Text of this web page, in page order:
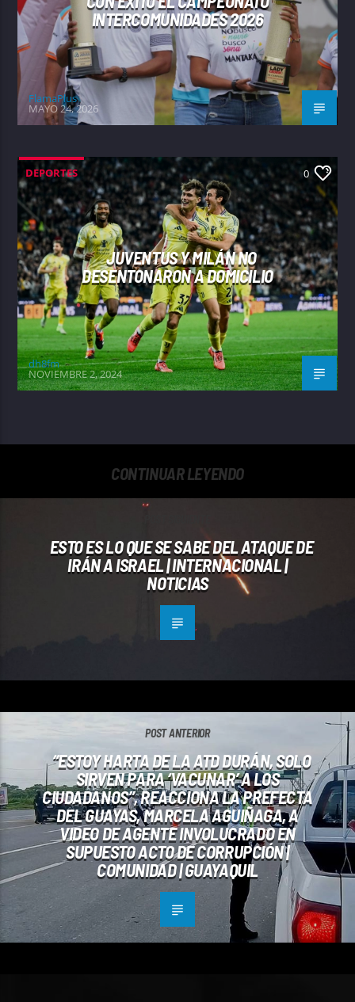
INTERCOMUNIDADES 2026
FlamaPlus
MAYO 24, 2026
DEPORTES 0
JUVENTUS Y MILÁN NO
DESENTONARON A DOMICILIO
dh8fm
NOVIEMBRE 2, 2024
CONTINUAR LEYENDO
ESTO ES LO QUE SE SABE DEL ATAQUE DE
IRÁN A ISRAEL | INTERNACIONAL |
NOTICIAS
POST ANTERIOR
“ESTOY HARTA DE LA ATD DURÁN, SOLO
SIRVEN PARA ‘VACUNAR’ A LOS
CIUDADANOS”, REACCIONA LA PREFECTA
DEL GUAYAS, MARCELA AGUIÑAGA, A
VIDEO DE AGENTE INVOLUCRADO EN
SUPUESTO ACTO DE CORRUPCIÓN |
COMUNIDAD | GUAYAQUIL